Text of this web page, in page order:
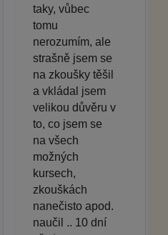
taky, vůbec
tomu
nerozumím, ale
strašně jsem se
na zkoušky těšil
a vkládal jsem
velikou důvěru v
to, co jsem se
na všech
možných
kursech,
zkouškách
nanečisto apod.
naučil .. 10 dní